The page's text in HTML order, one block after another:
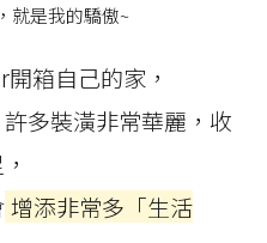
就是我的驕傲~
箱自己的家，
多裝潢非常華麗，收
增添非常多「生活